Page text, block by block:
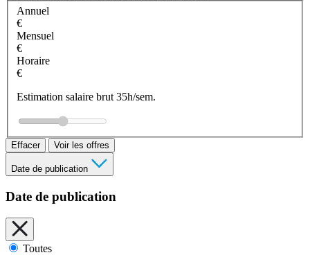
Annuel
€
Mensuel
€
Horaire
€
Estimation salaire brut 35h/sem.
Effacer Voir les offres
Date de publication
Date de publication
Toutes